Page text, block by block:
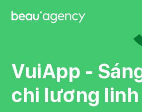
đến
VuiApp -
chi lương